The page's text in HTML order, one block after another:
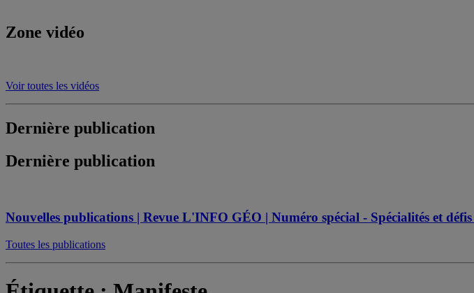
Zone vidéo
Voir toutes les vidéos
Dernière publication
Dernière publication
Nouvelles publications | Revue L'INFO GÉO | Numéro spécial - Spécialités et
Toutes les publications